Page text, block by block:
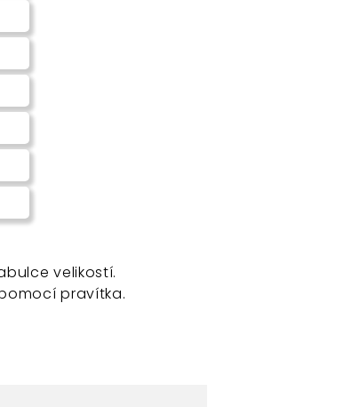
velikostí.
pravítka.